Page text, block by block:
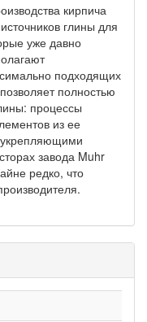
кирпича
глины для
уже давно
подходящих
полностью
процессы
из ее
завода Muhr
редко, что